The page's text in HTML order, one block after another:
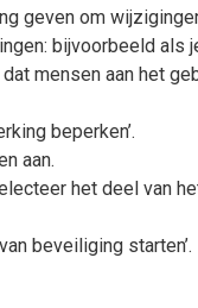
geven om
bijvoorbeeld als
mensen aan het
beperken’.
aan.
het deel van
beveiliging starten’.